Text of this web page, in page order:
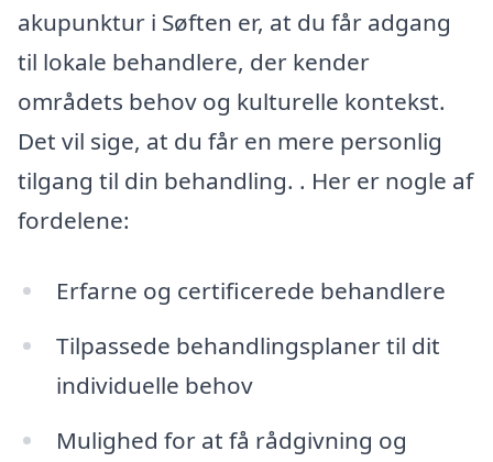
akupunktur i Søften er, at du får adgang
til lokale behandlere, der kender
områdets behov og kulturelle kontekst.
Det vil sige, at du får en mere personlig
tilgang til din behandling. . Her er nogle af
fordelene:
Erfarne og certificerede behandlere
Tilpassede behandlingsplaner til dit
individuelle behov
Mulighed for at få rådgivning og